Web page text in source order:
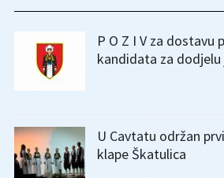
P O Z I V za dostavu
kandidata za dodjelu
U Cavtatu održan
klape Škatulica